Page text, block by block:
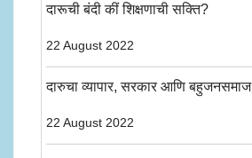
दारूची बंदी कीं शिक्षणाची सक्ति?
22 August 2022
दारुचा व्यापार, सरकार आणि बहुजनसमाज
22 August 2022